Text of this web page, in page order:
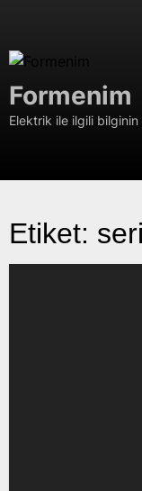
the
Formenim
Elektrik ile ilgili bilginin
Etiket: seri